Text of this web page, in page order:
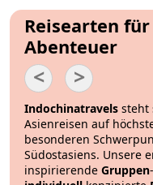
Reisearten
Abenteuer
< >
Indochinatravels steht
Asienreisen auf
besonderen
Südostasiens. Unsere
inspirierende Gruppen